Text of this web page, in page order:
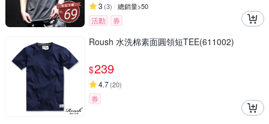
3 (3) 總銷量>50
活動 券
Roush 水洗棉素面圓領短TEE(611002)
$239
4.7(20)
券